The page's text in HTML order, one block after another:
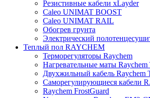
Резистивные кабели xLayder
Caleo UNIMAT BOOST
Caleo UNIMAT RAIL
Обогрев грунта
Электрический
Теплый пол RAYCHEM
Терморегуляторы Raychem
Нагревательные маты
Двухжильный кабель Raychem
Саморегулирующиеся кабели
Raychem FrostGuard